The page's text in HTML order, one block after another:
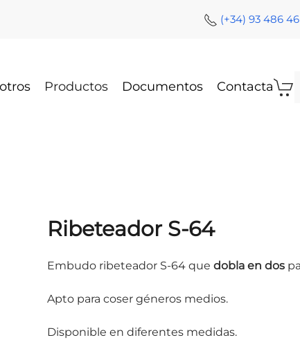
(+34) 93 486
Productos Documentos Contacta
Ribeteador S-64
Embudo ribeteador S-64 que dobla en dos
Apto para coser géneros medios.
Disponible en diferentes medidas.